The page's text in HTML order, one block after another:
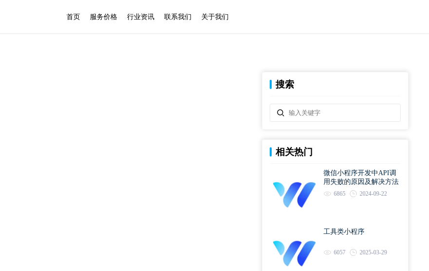
首页 服务价格 行业资讯 联系我们 关于我们
搜索
相关热门
微信小程序开发中API调
用失败的原因及解决方法
6865 2024-09-22
工具类小程序
6057 2025-03-29